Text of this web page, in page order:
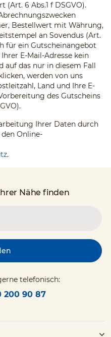
(Art. 6 Abs.1 f DSGVO).
Bestellwert mit Währung,
an Sovendus (Art.
für ein Gutscheinangebot
E-Mail-Adresse kein
auf das nur in diesem Fall
werden von uns
Land und Ihre E-
des Gutscheins
Ihrer Daten durch
Online-
.
Nähe finden
telefonisch:
200 90 87